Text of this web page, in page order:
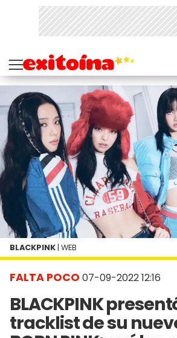
FALTA POCO 07-09-2022 12:16
BLACKPINK
tracklist de su
BLACKPINK | WEB